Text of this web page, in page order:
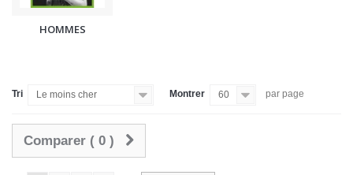
HOMMES
Tri Le moins cher Montrer 60 par page
Comparer ( 0 )